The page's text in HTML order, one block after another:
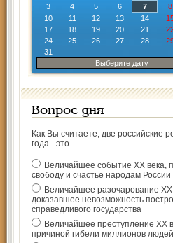
3
4 5 6 7 8
10
11 12 13 14
17
18 19 20 21
24
25 26 27 28
31
Выберите дату
Вопрос дня
Как Вы считаете, две российские
года - это
Величайшее событие ХХ века,
свободу и счастье народам России
Величайшее разочарование ХХ
доказавшее невозможность
справедливого государства
Величайшее преступление ХХ
причиной гибели миллионов людей